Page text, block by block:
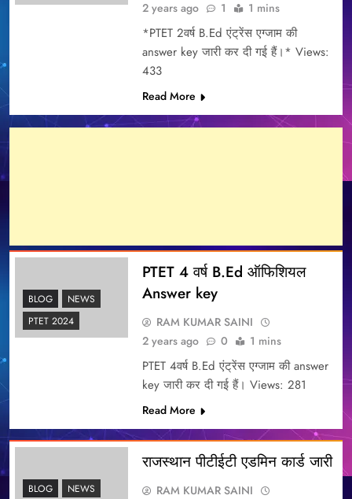
2 years ago
1 1 mins
*PTET 2वर्ष B.Ed एंट्रेंस एग्जाम की
answer key जारी कर दी गई हैं।* Views:
433
Read More
BLOG
NEWS
PTET 2024
PTET 4 वर्ष B.Ed ऑफिशियल
Answer key
RAM KUMAR SAINI
2 years ago
0 1 mins
PTET 4वर्ष B.Ed एंट्रेंस एग्जाम की answer
key जारी कर दी गई हैं। Views: 281
Read More
BLOG
NEWS
राजस्थान पीटीईटी एडमिन कार्ड जारी
RAM KUMAR SAINI